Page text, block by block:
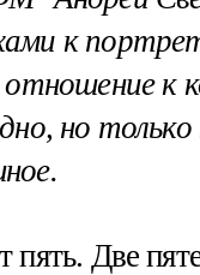
к
отношение к
но только
пять. Две